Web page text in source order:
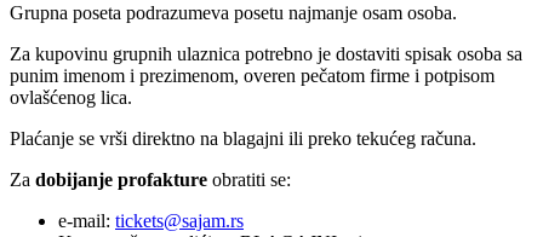
Grupna poseta podrazumeva posetu najmanje osam osoba.
Za kupovinu grupnih ulaznica potrebno je dostaviti spisak osoba sa
punim imenom i prezimenom, overen pečatom firme i potpisom
ovlašćenog lica.
Plaćanje se vrši direktno na blagajni ili preko tekućeg računa.
Za dobijanje profakture obratiti se:
e-mail: tickets@sajam.rs